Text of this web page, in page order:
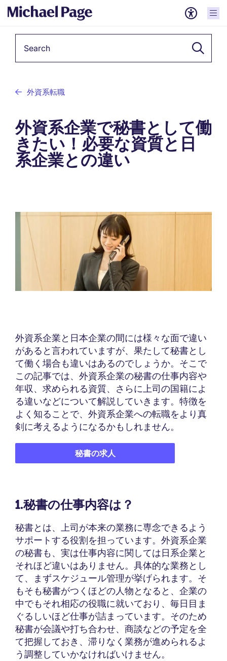
外資系転職
外資系企業で秘書として働
きたい！必要な資質と日
系企業との違い
外資系企業と日本企業の間には様々な面で違い
があると言われていますが、果たして秘書とし
て働く場合も違いはあるのでしょうか。そこで
この記事では、外資系企業の秘書の仕事内容や
年収、求められる資質、さらに上司の国籍によ
る違いなどについて解説していきます。特徴を
よく知ることで、外資系企業への転職をより真
剣に考えるようになるかもしれません。
秘書の求人
1.秘書の仕事内容は？
秘書とは、上司が本来の業務に専念できるよう
サポートする役割を担っています。外資系企業
の秘書も、実は仕事内容に関しては日系企業と
それほど違いはありません。具体的な業務とし
て、まずスケジュール管理が挙げられます。そ
もそも秘書がつくほどの人物となると、企業の
中でもそれ相応の役職に就いており、毎日目ま
ぐるしいほど仕事が詰まっています。そのため
秘書が会議や打ち合わせ、商談などの予定を全
て把握しておき、滞りなく業務が進められるよ
う調整していかなければいけません。